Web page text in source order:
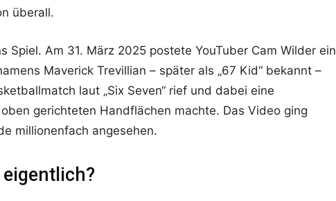
überall.
Spiel. Am 31. März 2025 postete YouTuber Cam Wilder ein
Maverick Trevillian – später als „67 Kid“ bekannt –
laut „Six Seven“ rief und dabei eine
gerichteten Handflächen machte. Das Video ging
millionenfach angesehen.